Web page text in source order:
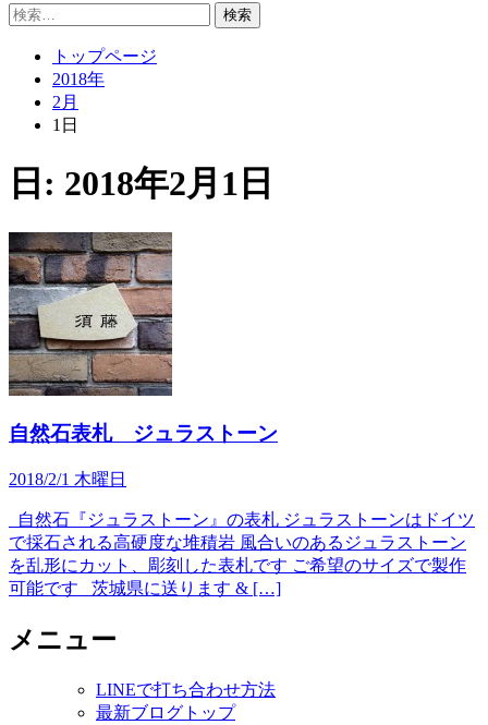
検
トップページ
2018年
2月
1日
日: 2018年2月1日
自然石表札 ジュラストーン
2018/2/1 木曜日
自然石『ジュラストーン』の表札 ジュラストーンはドイツ
で採石される高硬度な堆積岩 風合いのあるジュラストーン
を乱形にカット、彫刻した表札です ご希望のサイズで製作
可能です 茨城県に送ります & […]
メニュー
LINEで打ち合わせ方法
最新ブログトップ